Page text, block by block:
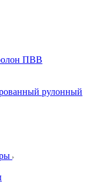
ПВВ
рулонный